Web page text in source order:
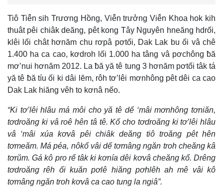
Tiô Tiê̆n sih Trương Hồng, Viê̆n trưởng Viê̆n Khoa hok kih
thuât pêi chiâk deăng, pêt kong Tây Nguyên hneăng hdrối,
klêi lối chât hơnăm chu rơpâ pơtối, Dak Lak bu ối vâ chê
1.400 ha ca cao, kơdroh lối 1.000 ha tâng vâ pơchông ƀă
mơ’nui hơnăm 2012. La ƀă yă tê tung 3 hơnăm pơtối tâk tá
yă tê ƀă tíu ối ki dâi lĕm, rôh tơ’lêi mơnhông pêt dêi ca cao
Dak Lak hiăng vêh to kơnâ nếo.
“Ki tơ’lêi hlâu má môi cho yă tê dế ‘mâi mơnhông tơniăn,
tơdroăng ki vâ roê hên tâ tê. Kố cho tơdroăng ki tơ’lêi hlâu
vâ ‘mâi xúa kơvâ pêi chiâk deăng tiô troăng pêt hên
tơmeăm. Má péa, nôkố vâi dế tơmâng ngăn troh cheăng kâ
tơrŭm. Gá kô pro rế tâk ki kơnía dêi kơvâ cheăng kố. Drêng
tơdroăng rêh ối kuăn pơlê hiăng pơhlêh ah mê vâi kô
tơmâng ngăn troh kơvâ ca cao tung la ngiâ”.